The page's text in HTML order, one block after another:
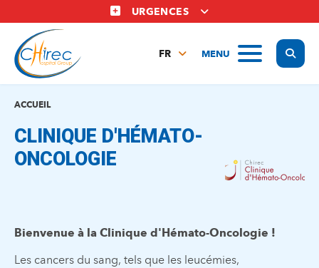
au
contenu
principal
URGENCES
MENU
FR
ACCUEIL
CLINIQUE D'HÉMATO-
ONCOLOGIE
Bienvenue à la Clinique d'Hémato-Oncologie !
Les cancers du sang, tels que les leucémies,